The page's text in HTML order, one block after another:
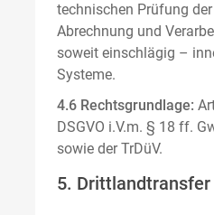
technischen Prüfung
Abrechnung und
soweit einschlägig –
Systeme.
4.6 Rechtsgrundlage:
DSGVO i.V.m. § 18 ff.
sowie der TrDüV.
5. Drittlandtransfer